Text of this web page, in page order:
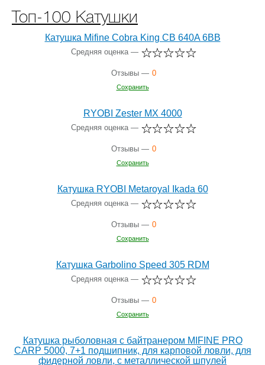
Топ-100 Катушки
Катушка Mifine Cobra King CB 640A 6BB
Средняя оценка —
Отзывы — 0
Сохранить
RYOBI Zester MX 4000
Средняя оценка —
Отзывы — 0
Сохранить
Катушка RYOBI Metaroyal Ikada 60
Средняя оценка —
Отзывы — 0
Сохранить
Катушка Garbolino Speed 305 RDM
Средняя оценка —
Отзывы — 0
Сохранить
Катушка рыболовная с байтранером MIFINE PRO
CARP 5000, 7+1 подшипник, для карповой ловли, для
фидерной ловли, с металлической шпулей